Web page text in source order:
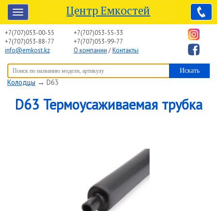
Центр Емкостей
+7(707)053-00-55
+7(707)053-88-77
info@emkost.kz
+7(707)053-55-33
+7(707)053-99-77
О компании /Контакты
Вы здесь:Центр Емкостей→ Емкостное оборудование→
Колодцы → D63
D63 Термоусаживаемая трубка